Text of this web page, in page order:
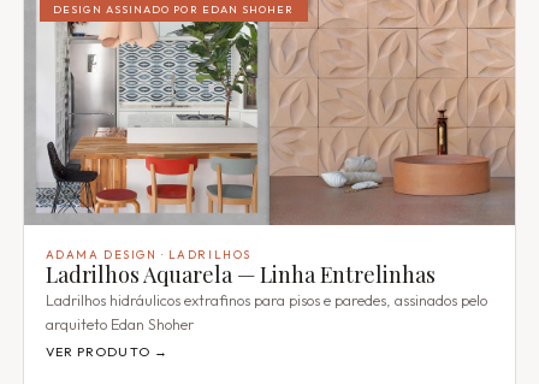
DESIGN ASSINADO POR EDAN SHOHER
ADAMA DESIGN · LADRILHOS
Ladrilhos Aquarela — Linha Entrelinhas
Ladrilhos hidráulicos extrafinos para pisos e paredes, assinados pelo
arquiteto Edan Shoher
VER PRODUTO →